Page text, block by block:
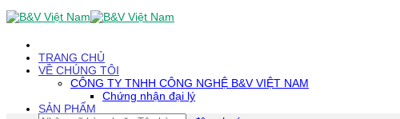
Skip
To
(tạm
dịch)
TRANG CHỦ
VỀ CHÚNG TÔI
CÔNG TY TNHH CÔNG NGHỆ B&V VIỆT NAM
Chứng nhận đại lý
SẢN PHẨM